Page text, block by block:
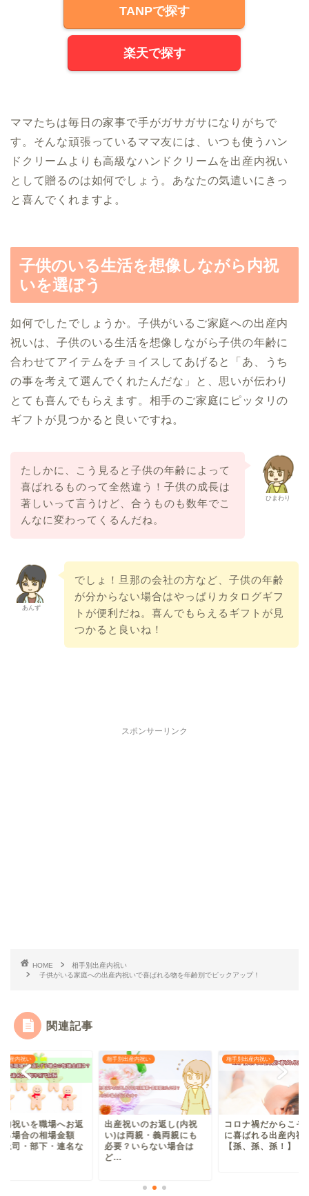
TANPで探す
楽天で探す
ママたちは毎日の家事で手がガサガサになりがちで
す。そんな頑張っているママ友には、いつも使うハン
ドクリームよりも高級なハンドクリームを出産内祝い
として贈るのは如何でしょう。あなたの気遣いにきっ
と喜んでくれますよ。
子供のいる生活を想像しながら内祝
いを選ぼう
如何でしたでしょうか。子供がいるご家庭への出産内
祝いは、子供のいる生活を想像しながら子供の年齢に
合わせてアイテムをチョイスしてあげると「あ、うち
の事を考えて選んでくれたんだな」と、思いが伝わり
とても喜んでもらえます。相手のご家庭にピッタリの
ギフトが見つかると良いですね。
ひまわり
たしかに、こう見ると子供の年齢によって
喜ばれるものって全然違う！子供の成長は
著しいって言うけど、合うものも数年でこ
んなに変わってくるんだね。
あんず
でしょ！旦那の会社の方など、子供の年齢
が分からない場合はやっぱりカタログギフ
トが便利だね。喜んでもらえるギフトが見
つかると良いね！
スポンサーリンク
HOME
相手別出産内祝い
子供がいる家庭への出産内祝いで喜ばれる物を年齢別でピックアップ！
関連記事
出産内祝い
内祝いを職場へお返
る場合の相場金額
上司・部下・連名な
相手別出産内祝い
出産祝いのお返し(内祝
い)は両親・義両親にも
必要？いらない場合は
ど...
相手別出産内祝い
コロナ禍だからこそ
に喜ばれる出産内祝
【孫、孫、孫！】